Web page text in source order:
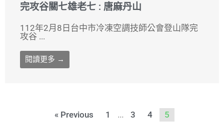
完攻谷關七雄老七 : 唐麻丹山
112年2月8日台中市冷凍空調技師公會登山隊完
攻谷 ...
閱讀更多 →
« Previous 1 ... 3 4 5